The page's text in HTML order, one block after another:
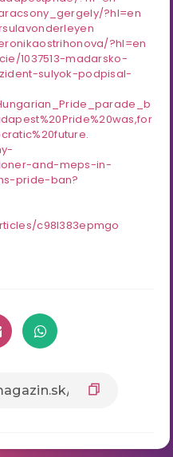
?hl=en
?hl=en
1037513-madarsko-
sulyok-podpisal-
and-meps-in-
pride-ban?
c98l383epmgo